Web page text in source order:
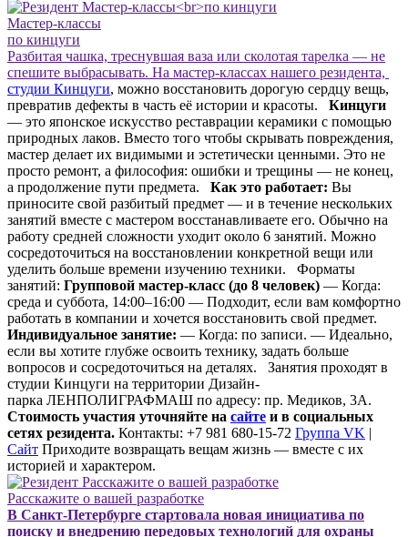
Мастер-классы
по кинцуги
Разбитая чашка, треснувшая ваза или сколотая тарелка — не
спешите выбрасывать. На мастер-классах нашего резидента,
студии Кинцуги, можно восстановить дорогую сердцу вещь,
превратив дефекты в часть её истории и красоты. Кинцуги
— это японское искусство реставрации керамики с помощью
природных лаков. Вместо того чтобы скрывать повреждения,
мастер делает их видимыми и эстетически ценными. Это не
просто ремонт, а философия: ошибки и трещины — не конец,
а продолжение пути предмета. Как это работает: Вы
приносите свой разбитый предмет — и в течение нескольких
занятий вместе с мастером восстанавливаете его. Обычно на
работу средней сложности уходит около 6 занятий. Можно
сосредоточиться на восстановлении конкретной вещи или
уделить больше времени изучению техники. Форматы
занятий: Групповой мастер-класс (до 8 человек) — Когда:
среда и суббота, 14:00–16:00 — Подходит, если вам комфортно
работать в компании и хочется восстановить свой предмет.
Индивидуальное занятие: — Когда: по записи. — Идеально,
если вы хотите глубже освоить технику, задать больше
вопросов и сосредоточиться на деталях. Занятия проходят в
студии Кинцуги на территории Дизайн-
парка ЛЕНПОЛИГРАФМАШ по адресу: пр. Медиков, 3А.
Стоимость участия уточняйте на сайте и в социальных
сетях резидента. Контакты: +7 981 680-15-72 Группа VK |
Сайт Приходите возвращать вещам жизнь — вместе с их
историей и характером.
Расскажите о вашей разработке
В Санкт-Петербурге стартовала новая инициатива по
поиску и внедрению передовых технологий для охраны